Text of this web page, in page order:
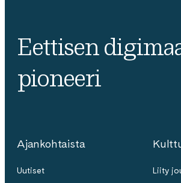
Eettisen
pioneeri
Ajankohtaista
Uutiset
Liity